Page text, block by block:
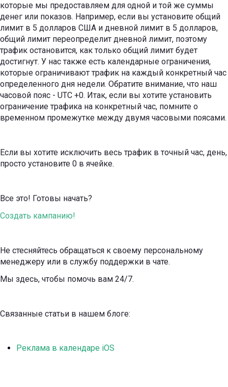
которые мы предоставляем для одной и той же суммы
денег или показов. Например, если вы установите общий
лимит в 5 долларов США и дневной лимит в 5 долларов,
общий лимит переопределит дневной лимит, поэтому
трафик остановится, как только общий лимит будет
достигнут. У нас также есть календарные ограничения,
которые ограничивают трафик на каждый конкретный час
определенного дня недели. Обратите внимание, что наш
часовой пояс - UTC +0. Итак, если вы хотите установить
ограничение трафика на конкретный час, помните о
временном промежутке между двумя часовыми поясами.
Если вы хотите исключить весь трафик в точный час, день,
просто установите 0 в ячейке.
Все это! Готовы начать?
Создать кампанию!
Не стесняйтесь обращаться к своему персональному
менеджеру или в службу поддержки в чате.
Мы здесь, чтобы помочь вам 24/7.
Связанные статьи в нашем блоге:
Реклама в календаре iOS